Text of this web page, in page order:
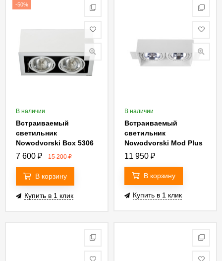
-50%
В наличии
Встраиваемый
светильник
Nowodvorski Box 5306
7 600 ₽ 15 200₽
В корзину
Купить в 1 клик
В наличии
Встраиваемый
светильник
Nowodvorski Mod Plus
9407
11 950 ₽
В корзину
Купить в 1 клик